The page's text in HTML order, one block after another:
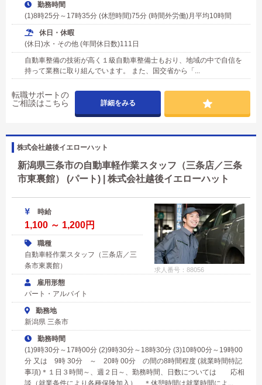
勤務時間
(1)8時25分～17時35分 (休憩時間)75分 (時間外労働)月平均10時間
休日・休暇
(休日)水・その他 (年間休日数)111日
自動車整備の技術が高く１級自動車整備士もおり、地域の中で自信を
持って業務に取り組んでいます。 また、国交省から「...
転職サポートの
ご相談はこちら
詳細をみる
株式会社越後イエローハット
新潟県三条市の自動車軽作業スタッフ（三条店／三条
市東裏館） (パート) | 株式会社越後イエローハット
求人番号：88056
時給
1,100 ～ 1,200円
職種
自動車軽作業スタッフ（三条店／三
条市東裏館）
雇用形態
パート・アルバイト
勤務地
新潟県 三条市
勤務時間
(1)9時30分～17時00分 (2)9時30分～18時30分 (3)10時00分～19時00
分 又は 9時 30分 ～ 20時 00分 の間の8時間程度 (就業時間特記
事項)＊１日３時間～、週２日～、勤務時間、日数については 応相
談（就業条件により各種保険加入） ＊休憩時間は就業時間によ...